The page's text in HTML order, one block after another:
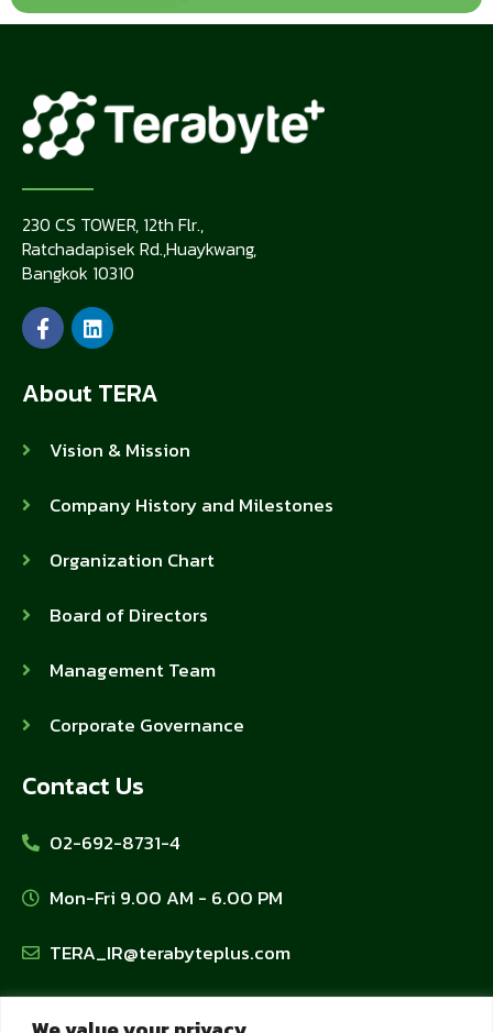
230 CS TOWER, 12th Flr.,
Ratchadapisek Rd.,Huaykwang,
Bangkok 10310
About TERA
Vision & Mission
Company History and Milestones
Organization Chart
Board of Directors
Management Team
Corporate Governance
Contact Us
02-692-8731-4
Mon-Fri 9.00 AM - 6.00 PM
TERA_IR@terabyteplus.com
Privacy Policy